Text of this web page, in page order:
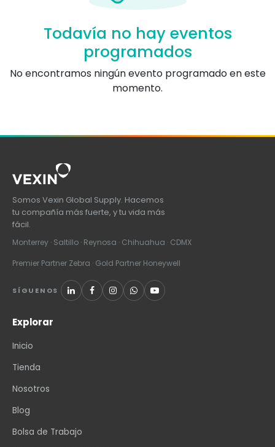
Todavía no hay eventos
programados
No encontramos ningún evento programado en este
momento.
Somos Vexin Global Supply. Hacemos
tu compañía más fuerte, y tu vida más
fácil.
Monterrey · Saltillo · Reynosa · Chihuahua · CDMX
Premier Partner Zebra · Gold Partner Honeywell
SÍGUENOS
Explorar
Inicio
Tienda
Nosotros
Blog
Bolsa de Trabajo